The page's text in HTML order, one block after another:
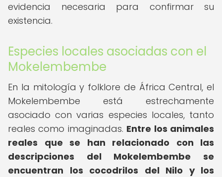
evidencia necesaria para confirmar su
existencia.
Especies locales asociadas con el
Mokelembembe
En la mitología y folklore de África Central, el
Mokelembembe está estrechamente
asociado con varias especies locales, tanto
reales como imaginadas. Entre los animales
reales que se han relacionado con las
descripciones del Mokelembembe se
encuentran los cocodrilos del Nilo y los